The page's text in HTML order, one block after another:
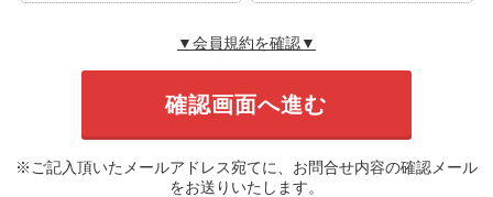
▼会員規約を確認▼
※ご記入頂いたメールアドレス宛てに、お問合せ内容の確認メール
をお送りいたします。